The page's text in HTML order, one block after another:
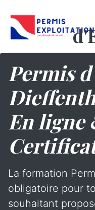
Permis
En ligne
La formation
obligatoire pour
souhaitant